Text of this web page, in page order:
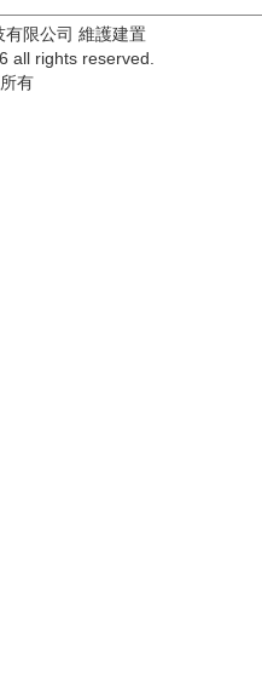
限公司 維護建置
all rights reserved.
有